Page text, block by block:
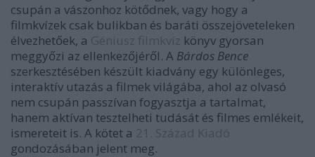
csupán a vászonhoz kötődnek, vagy hogy a
filmkvízek csak bulikban és baráti összejöveteleken
élvezhetőek, a Géniusz filmkvíz könyv gyorsan
meggyőzi az ellenkezőjéről. A Bárdos Bence
szerkesztésében készült kiadvány egy különleges,
interaktív utazás a filmek világába, ahol az olvasó
nem csupán passzívan fogyasztja a tartalmat,
hanem aktívan tesztelheti tudását és filmes emlékeit,
ismereteit is. A kötet a 21. Század Kiadó
gondozásában jelent meg.